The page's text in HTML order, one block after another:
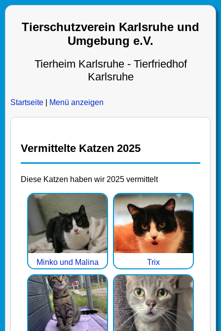
Tierschutzverein Karlsruhe und
Umgebung e.V.
Tierheim Karlsruhe - Tierfriedhof
Karlsruhe
Startseite Menü anzeigen
Vermittelte Katzen 2025
Diese Katzen haben wir 2025 vermittelt
Minko und Malina Trix